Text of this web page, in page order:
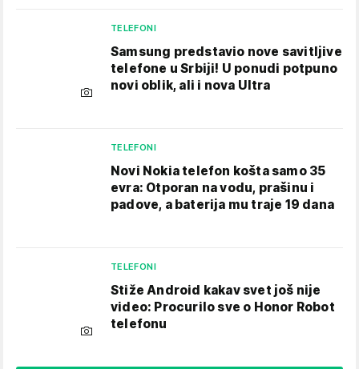
TELEFONI
Samsung predstavio nove savitljive
telefone u Srbiji! U ponudi potpuno
novi oblik, ali i nova Ultra
TELEFONI
Novi Nokia telefon košta samo 35
evra: Otporan na vodu, prašinu i
padove, a baterija mu traje 19 dana
TELEFONI
Stiže Android kakav svet još nije
video: Procurilo sve o Honor Robot
telefonu